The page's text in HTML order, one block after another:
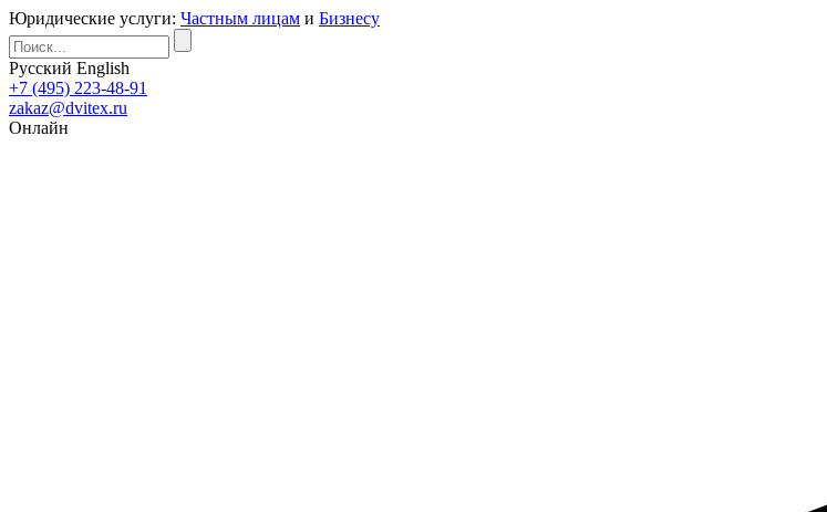
Юридические услуги: Частным лицам и Бизнесу
Русский English
+7 (495) 223-48-91
zakaz@dvitex.ru
Онлайн